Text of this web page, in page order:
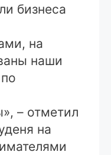
бизнеса
на
наши
– отметил
на